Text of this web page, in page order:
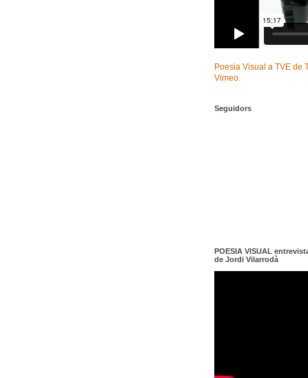
Poesia Visual a TVE de
Vimeo.
Seguidors
POESIA VISUAL
de Jordi Vilarrodà